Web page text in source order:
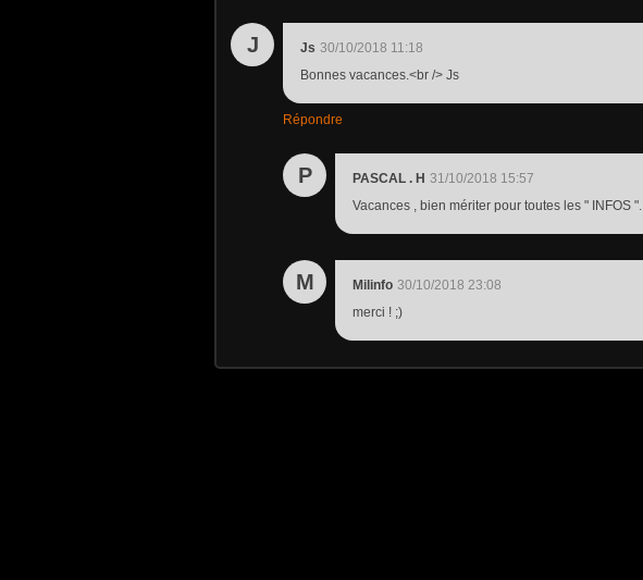
J Js 30/10/2018 11:18
Bonnes vacances.<br /> Js
Répondre
P PASCAL . H 31/10/2018 15:57
Vacances , bien mériter pour toutes les " INFOS ".
M Milinfo 30/10/2018 23:08
merci ! ;)